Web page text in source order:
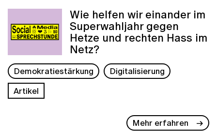
Wie helfen wir einander im
Superwahljahr gegen
Hetze und rechten Hass im
Netz?
Demokratiestärkung
Digitalisierung
Artikel
Mehr erfahren